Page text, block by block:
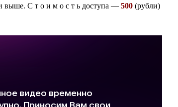
выше. С т о и м о с т ь доступа — 500 (рубли)